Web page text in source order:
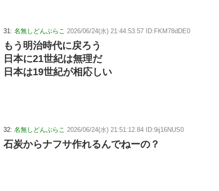
31: 名無しどんぶらこ 2026/06/24(水) 21:44:53.57 ID:FKM78dDE0
もう明治時代に戻ろう
日本に21世紀は無理だ
日本は19世紀が相応しい
32: 名無しどんぶらこ 2026/06/24(水) 21:51:12.84 ID:9ij16NUS0
石炭からナフサ作れるんでねーの？